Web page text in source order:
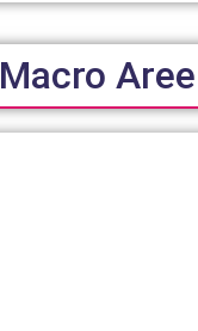
Macro Aree